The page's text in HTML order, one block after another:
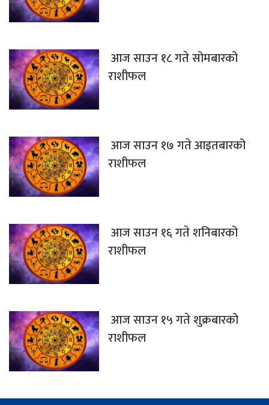
आज साउन १८ गते सोमबारको
राशीफल
आज साउन १७ गते आइतबारको
राशीफल
आज साउन १६ गते शनिबारको
राशीफल
आज साउन १५ गते शुक्रबारको
राशीफल